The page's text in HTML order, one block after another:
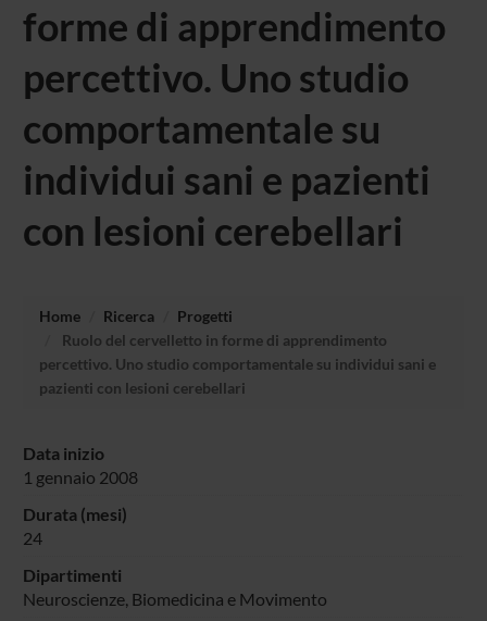
forme di apprendimento
percettivo. Uno studio
comportamentale su
individui sani e pazienti
con lesioni cerebellari
Home Ricerca
Progetti
Ruolo del cervelletto in forme di apprendimento
percettivo. Uno studio comportamentale su individui sani e
pazienti con lesioni cerebellari
Data inizio
1 gennaio 2008
Durata (mesi)
24
Dipartimenti
Neuroscienze, Biomedicina e Movimento